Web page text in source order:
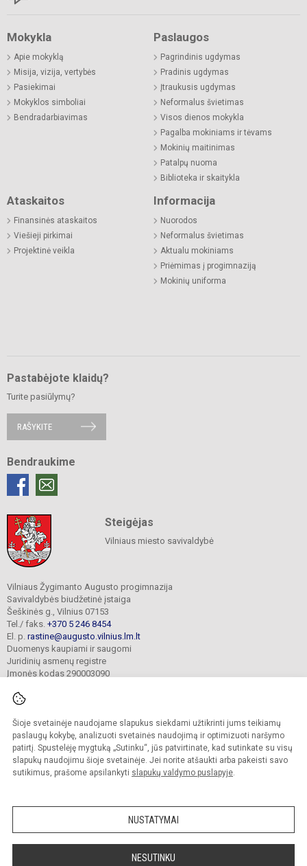
Šioje svetainėje naudojame slapukus siekdami užtikrinti jums teikiamų
paslaugų kokybę, analizuoti svetainės naudojimą ir optimizuoti naršymo
patirtį. Spustelėję mygtuką „Sutinku“, jūs patvirtinate, kad sutinkate su visų
slapukų naudojimu šioje svetainėje. Jei norite atšaukti arba pakeisti savo
sutikimus, prašome apsilankyti slapukų valdymo puslapyje.
NUSTATYMAI
NESUTINKU
Mokykla
Apie mokyklą
Misija, vizija, vertybės
Pasiekimai
Mokyklos simboliai
Bendradarbiavimas
Paslaugos
Pagrindinis ugdymas
Pradinis ugdymas
Įtraukusis ugdymas
Neformalus švietimas
Visos dienos mokykla
Pagalba mokiniams ir tėvams
Mokinių maitinimas
Patalpų nuoma
Biblioteka ir skaitykla
Ataskaitos
Finansinės ataskaitos
Viešieji pirkimai
Projektinė veikla
Informacija
Nuorodos
Neformalus švietimas
Aktualu mokiniams
Priėmimas į progimnaziją
Mokinių uniforma
Pastabėjote klaidų?
Turite pasiūlymų?
RAŠYKITE
Bendraukime
Steigėjas
Vilniaus miesto savivaldybė
Vilniaus Žygimanto Augusto progimnazija
Savivaldybės biudžetinė įstaiga
Šeškinės g., Vilnius 07153
Tel./ faks. +370 5 246 8454
El. p. rastine@augusto.vilnius.lm.lt
Duomenys kaupiami ir saugomi
Juridinių asmenų registre
Įmonės kodas 290003090
© 2021. Vilniaus Žygimanto Augusto progimnazija. Visos teisės saugomos.
Kopijuoti turinį be raštiško mokyklos sutikimo griežtai draudžiama.
Versija neįgaliesiems Slapukų valdymas